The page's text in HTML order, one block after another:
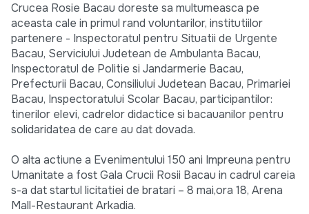
Crucea Rosie Bacau doreste sa multumeasca pe
aceasta cale in primul rand voluntarilor, institutiilor
partenere - Inspectoratul pentru Situatii de Urgente
Bacau, Serviciului Judetean de Ambulanta Bacau,
Inspectoratul de Politie si Jandarmerie Bacau,
Prefecturii Bacau, Consiliului Judetean Bacau, Primariei
Bacau, Inspectoratului Scolar Bacau, participantilor:
tinerilor elevi, cadrelor didactice si bacauanilor pentru
solidaridatea de care au dat dovada.
O alta actiune a Evenimentului 150 ani Impreuna pentru
Umanitate a fost Gala Crucii Rosii Bacau in cadrul careia
s-a dat startul licitatiei de bratari – 8 mai,ora 18, Arena
Mall-Restaurant Arkadia.